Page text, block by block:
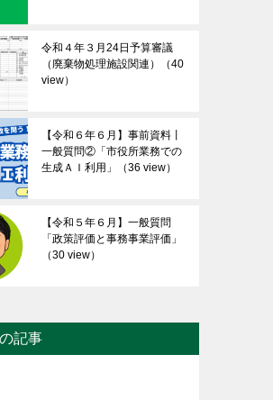
令和４年３月24日予算審議
（廃棄物処理施設関連）
（40
view）
【令和６年６月】事前資料丨
一般質問②「市役所業務での
生成ＡＩ利用」
（36 view）
【令和５年６月】一般質問
「政策評価と事務事業評価」
（30 view）
記事